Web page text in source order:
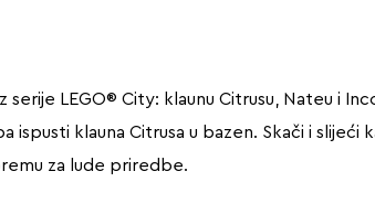
serije LEGO® City: klaunu Citrusu, Nateu i
klauna Citrusa u bazen. Skači i
za lude priredbe.